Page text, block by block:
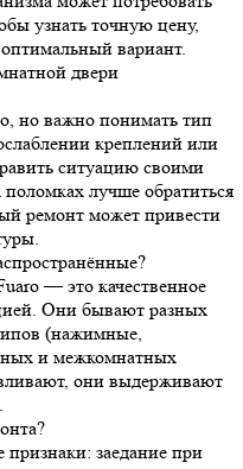
узнать точную цену,
вариант.
двери
но важно понимать тип
креплений или
ситуацию своими
лучше обратиться
ремонт может привести
— это качественное
Они бывают разных
(нажимные,
и межкомнатных
они выдерживают
заедание при